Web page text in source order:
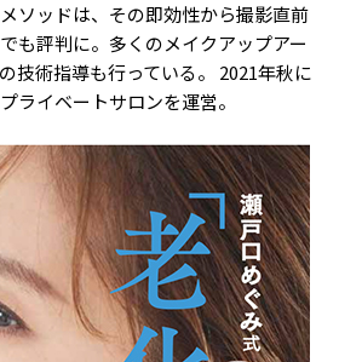
ソッドは、その即効性から撮影直前
も評判に。多くのメイクアップアー
技術指導も行っている。 2021年秋に
ライベートサロンを運営。